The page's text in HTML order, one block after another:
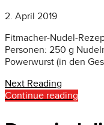
2. April 2019
Fitmacher-Nudel-
Personen: 250 g
Powerwurst (in den
Next Reading
Continue reading